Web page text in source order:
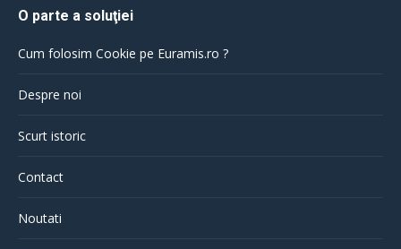
O parte a soluţiei
Cum folosim Cookie pe Euramis.ro ?
Despre noi
Scurt istoric
Contact
Noutati